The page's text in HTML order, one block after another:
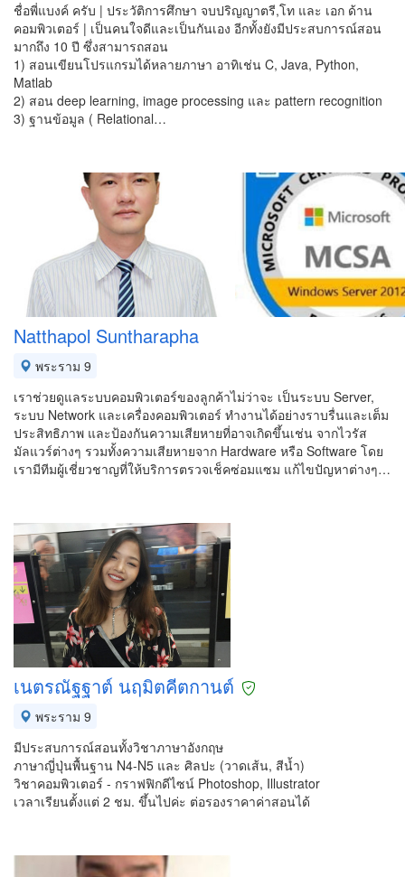
ชื่อพี่แบงค์ ครับ | ประวัติการศึกษา จบปริญญาตรี,โท และ เอก ด้าน
คอมพิวเตอร์ | เป็นคนใจดีและเป็นกันเอง อีกทั้งยังมีประสบการณ์สอน
มากถึง 10 ปี ซึ่งสามารถสอน
1) สอนเขียนโปรแกรมได้หลายภาษา อาทิเช่น C, Java, Python,
Matlab
2) สอน deep learning, image processing และ pattern recognition
3) ฐานข้อมูล ( Relational…
Natthapol Suntharapha
พระราม 9
เราช่วยดูแลระบบคอมพิวเตอร์ของลูกค้าไม่ว่าจะ เป็นระบบ Server,
ระบบ Network และเครื่องคอมพิวเตอร์ ทำงานได้อย่างราบรื่นและเต็ม
ประสิทธิภาพ และป้องกันความเสียหายที่อาจเกิดขึ้นเช่น จากไวรัส
มัลแวร์ต่างๆ รวมทั้งความเสียหายจาก Hardware หรือ Software โดย
เรามีทีมผู้เชี่ยวชาญที่ให้บริการตรวจเช็คซ่อมแซม แก้ไขปัญหาต่างๆ…
เนตรณัฐฐาต์ นฤมิตคีตกานต์
พระราม 9
มีประสบการณ์สอนทั้งวิชาภาษาอังกฤษ
ภาษาญี่ปุ่นพื้นฐาน N4-N5 และ ศิลปะ (วาดเส้น, สีน้ำ)
วิชาคอมพิวเตอร์ - กราฟฟิกดีไซน์ Photoshop, Illustrator
เวลาเรียนตั้งแต่ 2 ชม. ขึ้นไปค่ะ ต่อรองราคาค่าสอนได้